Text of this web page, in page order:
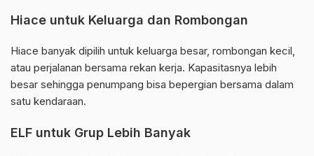
Hiace untuk Keluarga dan Rombongan
Hiace banyak dipilih untuk keluarga besar, rombongan kecil,
atau perjalanan bersama rekan kerja. Kapasitasnya lebih
besar sehingga penumpang bisa bepergian bersama dalam
satu kendaraan.
ELF untuk Grup Lebih Banyak